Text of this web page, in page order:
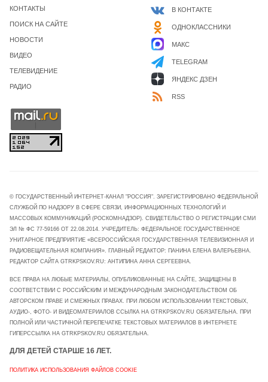
КОНТАКТЫ
ПОИСК НА САЙТЕ
НОВОСТИ
ВИДЕО
ТЕЛЕВИДЕНИЕ
РАДИО
В КОНТАКТЕ
ОДНОКЛАССНИКИ
МАКС
TELEGRAM
ЯНДЕКС ДЗЕН
RSS
© ГОСУДАРСТВЕННЫЙ ИНТЕРНЕТ-КАНАЛ "РОССИЯ". ЗАРЕГИСТРИРОВАНО ФЕДЕРАЛЬНОЙ
СЛУЖБОЙ ПО НАДЗОРУ В СФЕРЕ СВЯЗИ, ИНФОРМАЦИОННЫХ ТЕХНОЛОГИЙ И
МАССОВЫХ КОММУНИКАЦИЙ (РОСКОМНАДЗОР). СВИДЕТЕЛЬСТВО О РЕГИСТРАЦИИ СМИ
ЭЛ № ФС 77-59166 ОТ 22.08.2014. УЧРЕДИТЕЛЬ: ФЕДЕРАЛЬНОЕ ГОСУДАРСТВЕННОЕ
УНИТАРНОЕ ПРЕДПРИЯТИЕ «ВСЕРОССИЙСКАЯ ГОСУДАРСТВЕННАЯ ТЕЛЕВИЗИОННАЯ И
РАДИОВЕЩАТЕЛЬНАЯ КОМПАНИЯ». ГЛАВНЫЙ РЕДАКТОР: ПАНИНА ЕЛЕНА ВАЛЕРЬЕВНА.
РЕДАКТОР САЙТА GTRKPSKOV.RU: АНТИПИНА АННА СЕРГЕЕВНА.
ВСЕ ПРАВА НА ЛЮБЫЕ МАТЕРИАЛЫ, ОПУБЛИКОВАННЫЕ НА САЙТЕ, ЗАЩИЩЕНЫ В
СООТВЕТСТВИИ С РОССИЙСКИМ И МЕЖДУНАРОДНЫМ ЗАКОНОДАТЕЛЬСТВОМ ОБ
АВТОРСКОМ ПРАВЕ И СМЕЖНЫХ ПРАВАХ. ПРИ ЛЮБОМ ИСПОЛЬЗОВАНИИ ТЕКСТОВЫХ,
АУДИО-, ФОТО- И ВИДЕОМАТЕРИАЛОВ ССЫЛКА НА GTRKPSKOV.RU ОБЯЗАТЕЛЬНА. ПРИ
ПОЛНОЙ ИЛИ ЧАСТИЧНОЙ ПЕРЕПЕЧАТКЕ ТЕКСТОВЫХ МАТЕРИАЛОВ В ИНТЕРНЕТЕ
ГИПЕРССЫЛКА НА GTRKPSKOV.RU ОБЯЗАТЕЛЬНА.
ДЛЯ ДЕТЕЙ СТАРШЕ 16 ЛЕТ.
ПОЛИТИКА ИСПОЛЬЗОВАНИЯ ФАЙЛОВ COOKIE